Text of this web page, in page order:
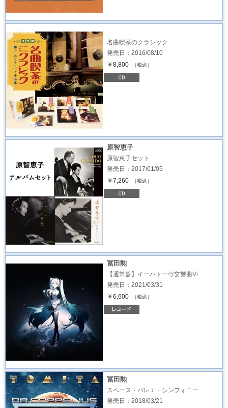
名曲喫茶のクラシック
発売日：2016/08/10
￥8,800
（税込）
原智恵子
原智恵子セット
発売日：2017/01/05
￥7,260
（税込）
冨田勲
【通常盤】イーハトーヴ交響曲Vi …
発売日：2021/03/31
￥6,600
（税込）
冨田勲
スペース・バレエ・シンフォニー …
発売日：2018/03/21